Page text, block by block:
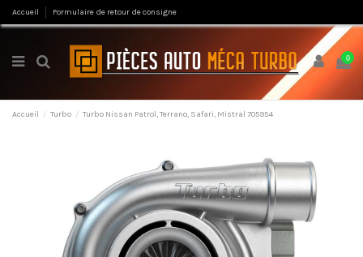
Accueil Formulaire de retour de consigne
0
Accueil Turbo Turbo Nissan Patrol, Terrano, Safari, Mistral 705954